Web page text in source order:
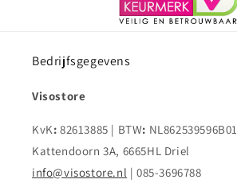
Bedrijfsgegevens
Visostore
KvK: 82613885 | BTW: NL862539596B01
Kattendoorn 3A, 6665HL Driel
info@visostore.nl | 085-3696788